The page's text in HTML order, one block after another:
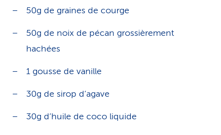
50g de graines de courge
50g de noix de pécan grossièrement
hachées
1 gousse de vanille
30g de sirop d’agave
30g d’huile de coco liquide